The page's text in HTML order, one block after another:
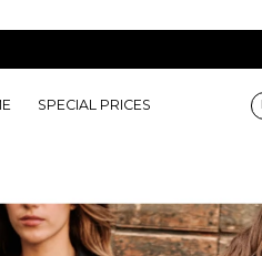
SPECIAL PRICES